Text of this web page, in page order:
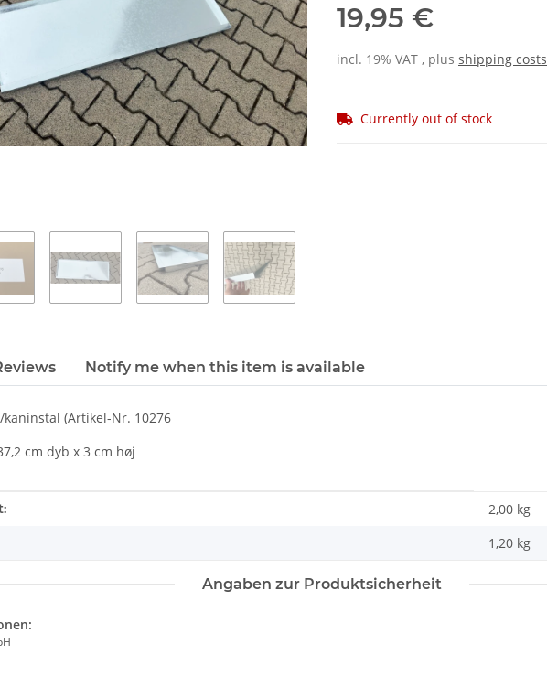
19,95 €
incl. 19% VAT , plus shipping costs
Currently out of stock
Notify me when this item is available
(Artikel-Nr. 10276
cm dyb x 3 cm høj
2,00 kg
1,20 kg
Angaben zur Produktsicherheit